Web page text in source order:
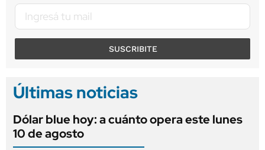
SUSCRIBITE
Últimas noticias
Dólar blue hoy: a cuánto opera este lunes
10 de agosto